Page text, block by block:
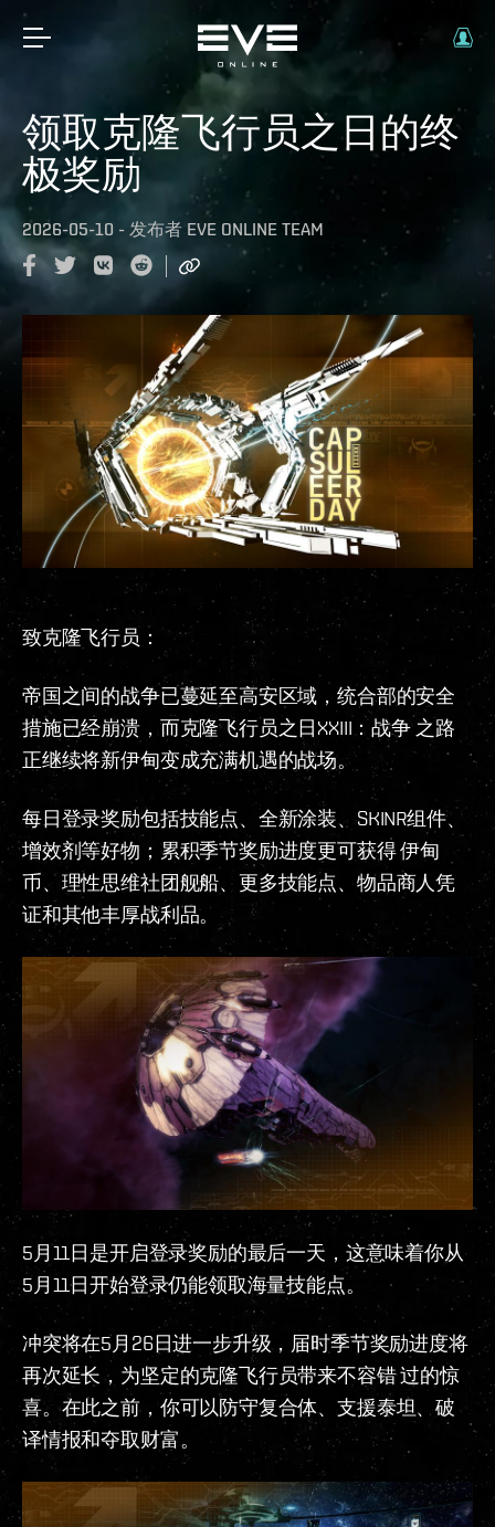
领取克隆飞行员之日的终
极奖励
2026-05-10 - 发布者 EVE ONLINE TEAM
致克隆飞行员：
帝国之间的战争已蔓延至高安区域，统合部的安全
措施已经崩溃，而克隆飞行员之日XXIII：战争 之路
正继续将新伊甸变成充满机遇的战场。
每日登录奖励包括技能点、全新涂装、SKINR组件、
增效剂等好物；累积季节奖励进度更可获得 伊甸
币、理性思维社团舰船、更多技能点、物品商人凭
证和其他丰厚战利品。
5月11日是开启登录奖励的最后一天，这意味着你从
5月11日开始登录仍能领取海量技能点。
冲突将在5月26日进一步升级，届时季节奖励进度将
再次延长，为坚定的克隆飞行员带来不容错 过的惊
喜。在此之前，你可以防守复合体、支援泰坦、破
译情报和夺取财富。